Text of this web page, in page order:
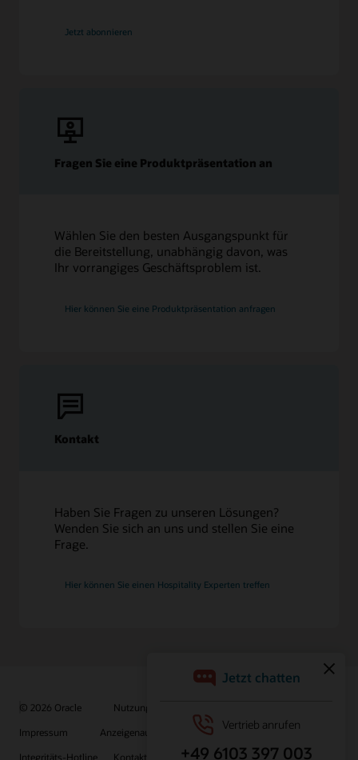
Jetzt abonnieren
Fragen Sie eine Produktpräsentation an
Wählen Sie den besten Ausgangspunkt für
die Bereitstellung, unabhängig davon, was
Ihr vorrangiges Geschäftsproblem ist.
Hier können Sie eine Produktpräsentation anfragen
Kontakt
Haben Sie Fragen zu unseren Lösungen?
Wenden Sie sich an uns und stellen Sie eine
Frage.
Hier können Sie einen Hospitality Experten treffen
© 2026 Oracle
Nutzungsbedingungen und Datenschutz
Impressum
Anzeigenauswahl Karriere
E-Mails abonnieren
Integritäts-Hotline
Kontaktieren Sie uns